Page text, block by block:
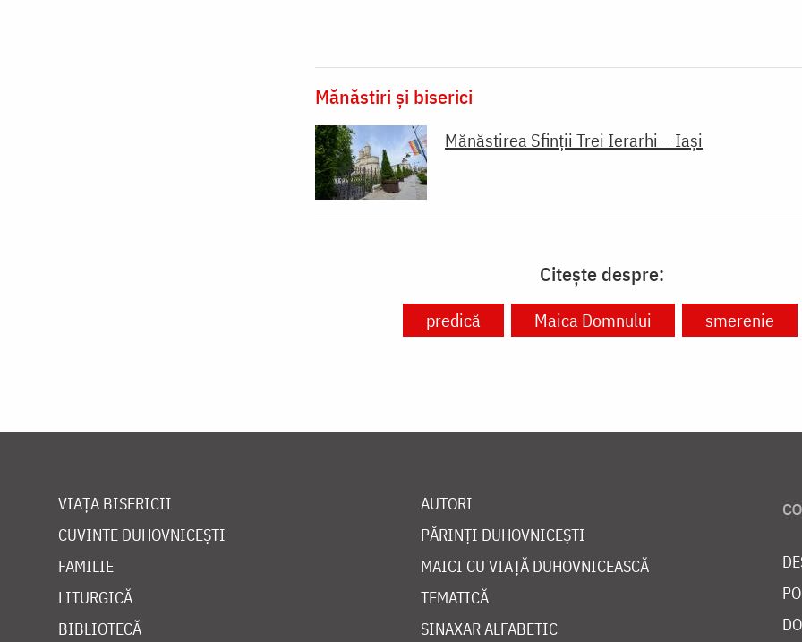
Mănăstiri și biserici
Mănăstirea Sfinții Trei Ierarhi – Iași
Citește despre:
predică Maica Domnului smerenie
VIAȚA BISERICII
CUVINTE DUHOVNICEȘTI
FAMILIE
LITURGICĂ
BIBLIOTECĂ
AUTORI
PĂRINȚI DUHOVNICEȘTI
MAICI CU VIAȚĂ DUHOVNICEASCĂ
TEMATICĂ
SINAXAR ALFABETIC